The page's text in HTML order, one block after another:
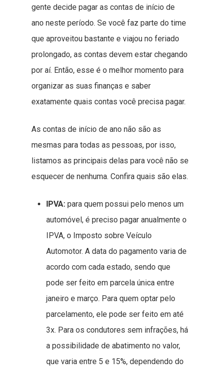
gente decide pagar as contas de início de
ano neste período. Se você faz parte do time
que aproveitou bastante e viajou no feriado
prolongado, as contas devem estar chegando
por aí. Então, esse é o melhor momento para
organizar as suas finanças e saber
exatamente quais contas você precisa pagar.
As contas de início de ano não são as
mesmas para todas as pessoas, por isso,
listamos as principais delas para você não se
esquecer de nenhuma. Confira quais são elas.
IPVA: para quem possui pelo menos um
automóvel, é preciso pagar anualmente o
IPVA, o Imposto sobre Veículo
Automotor. A data do pagamento varia de
acordo com cada estado, sendo que
pode ser feito em parcela única entre
janeiro e março. Para quem optar pelo
parcelamento, ele pode ser feito em até
3x. Para os condutores sem infrações, há
a possibilidade de abatimento no valor,
que varia entre 5 e 15%, dependendo do